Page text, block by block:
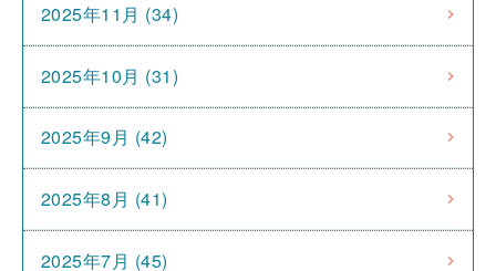
2025年11月 (34)
2025年10月 (31)
2025年9月 (42)
2025年8月 (41)
2025年7月 (45)